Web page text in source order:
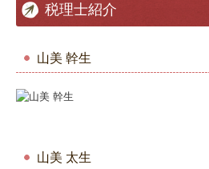
税理士紹介
山美 幹生
山美 太生